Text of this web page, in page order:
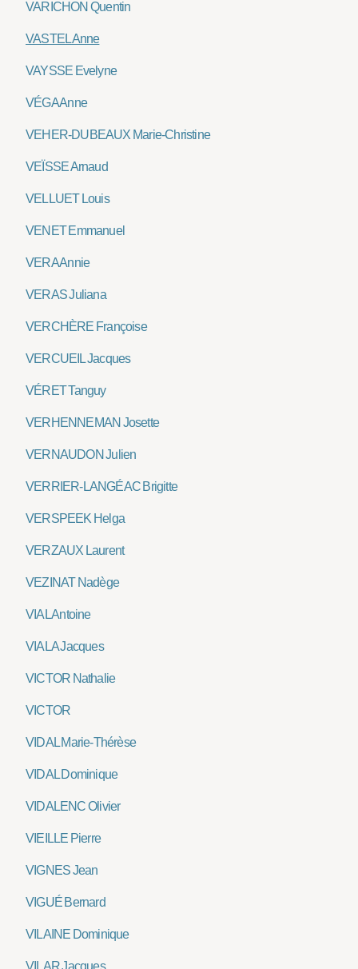
VARICHON Quentin
VASTEL Anne
VAYSSE Evelyne
VÉGA Anne
VEHER-DUBEAUX Marie-Christine
VEÏSSE Arnaud
VELLUET Louis
VENET Emmanuel
VERA Annie
VERAS Juliana
VERCHÈRE Françoise
VERCUEIL Jacques
VÉRET Tanguy
VERHENNEMAN Josette
VERNAUDON Julien
VERRIER-LANGÉAC Brigitte
VERSPEEK Helga
VERZAUX Laurent
VEZINAT Nadège
VIAL Antoine
VIALA Jacques
VICTOR Nathalie
VICTOR
VIDAL Marie-Thérèse
VIDAL Dominique
VIDALENC Olivier
VIEILLE Pierre
VIGNES Jean
VIGUÉ Bernard
VILAINE Dominique